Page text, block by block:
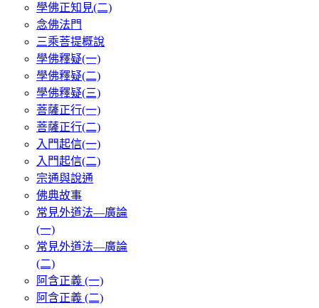
學佛正知見(二)
念佛法門
三乘菩提概說
學佛釋疑(一)
學佛釋疑(二)
學佛釋疑(三)
菩薩正行(一)
菩薩正行(二)
入門起信(一)
入門起信(二)
宗通與說通
佛典故事
常見外道法—廣論
(一)
常見外道法—廣論
(二)
阿含正義 (一)
阿含正義 (二)